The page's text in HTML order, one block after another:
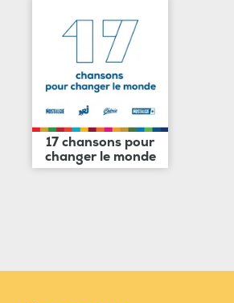
17 chansons pour
changer le monde